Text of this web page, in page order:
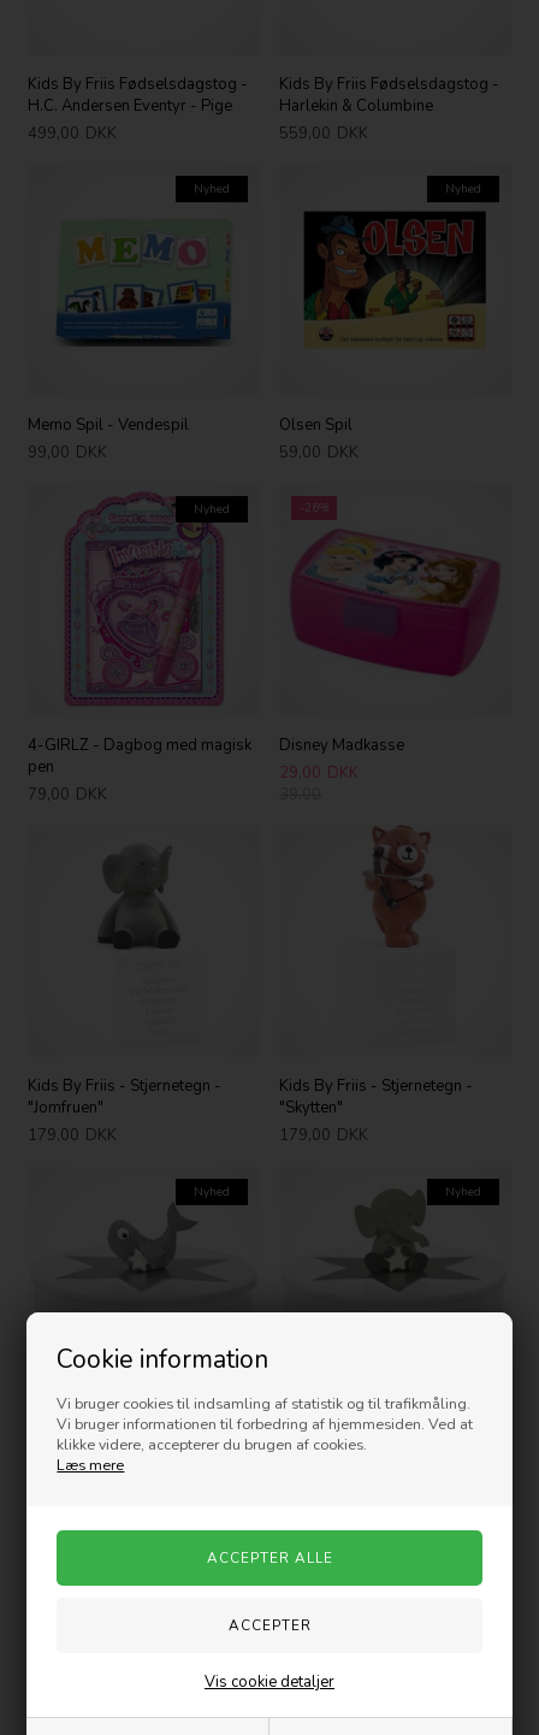
Cookie information
Vi bruger cookies til indsamling af statistik og til trafikmåling.
Vi bruger informationen til forbedring af hjemmesiden. Ved at
klikke videre, accepterer du brugen af cookies.
Læs mere
Vis cookie detaljer
Kids By Friis Fødselsdagstog -
H.C. Andersen Eventyr - Pige
499,00 DKK
Kids By Friis Fødselsdagstog -
Harlekin & Columbine
559,00 DKK
Nyhed
Memo Spil - Vendespil
99,00 DKK
Nyhed
Olsen Spil
59,00 DKK
Nyhed
4-GIRLZ - Dagbog med magisk
pen
79,00 DKK
-26%
Disney Madkasse
29,00 DKK
Kids By Friis - Stjernetegn -
"Jomfruen"
179,00 DKK
Kids By Friis - Stjernetegn -
"Skytten"
179,00 DKK
Nyhed
Kids By Friis - Stjernetegns
Smykkeskrin - "Fisken"
279,00 DKK
Nyhed
Kids By Friis - Stjernetegns
Smykkeskrin - "Jomfruen"
Nyhed Nyhed